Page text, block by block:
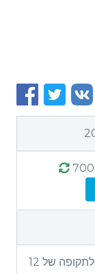
בתשלומים לתקופה של 12